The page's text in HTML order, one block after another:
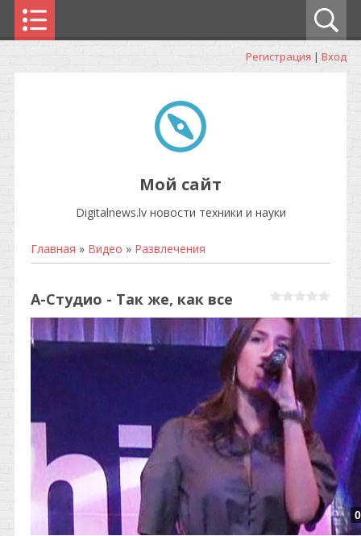
Регистрация | Вход
Мой сайт
Digitalnews.lv новости техники и науки
Главная » Видео » Развлечения
А-Cтудио - Так же, как все